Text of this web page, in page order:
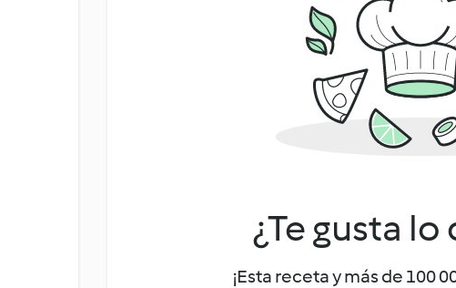
¿Te gusta lo
¡Esta receta y más de 100